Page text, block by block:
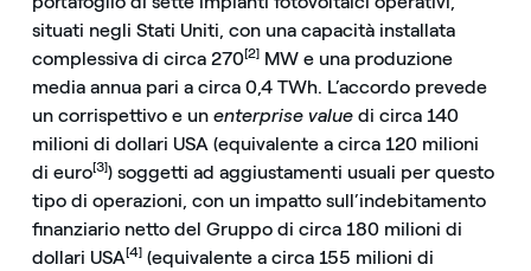
situati negli Stati Uniti, con una capacità installata
complessiva di circa 270[2]MW e una produzione
media annua pari a circa 0,4 TWh. L’accordo prevede
un corrispettivo e un enterprise valuedi circa 140
milioni di dollari USA (equivalente a circa 120 milioni
di euro[3]) soggetti ad aggiustamenti usuali per questo
tipo di operazioni, con un impatto sull’indebitamento
finanziario netto del Gruppo di circa 180 milioni di
dollari USA[4](equivalente a circa 155 milioni di